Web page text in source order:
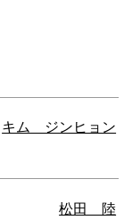
キム ジンヒョン
松田 陸